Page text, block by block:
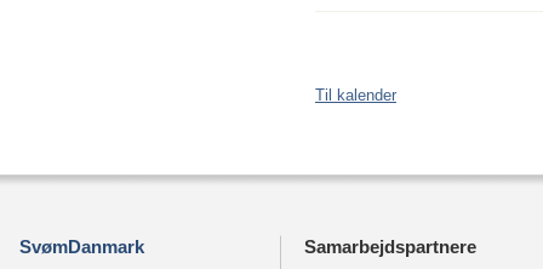
Til kalender
SvømDanmark Samarbejdspartnere